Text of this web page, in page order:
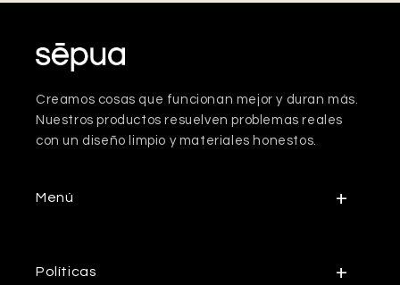
Creamos cosas que funcionan mejor y duran más.
Nuestros productos resuelven problemas reales
con un diseño limpio y materiales honestos.
Menú
Políticas